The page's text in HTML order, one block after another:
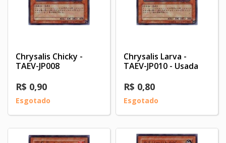
Chrysalis Chicky -
TAEV-JP008
R$ 0,90
Esgotado
Chrysalis Larva -
TAEV-JP010 - Usada
R$ 0,80
Esgotado